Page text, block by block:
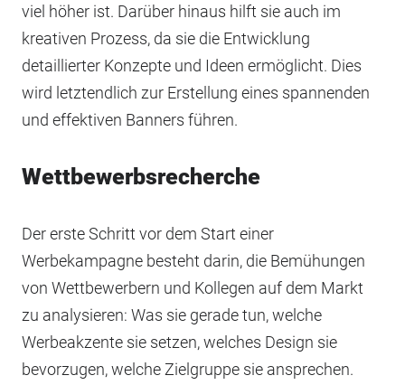
viel höher ist. Darüber hinaus hilft sie auch im
kreativen Prozess, da sie die Entwicklung
detaillierter Konzepte und Ideen ermöglicht. Dies
wird letztendlich zur Erstellung eines spannenden
und effektiven Banners führen.
Wettbewerbsrecherche
Der erste Schritt vor dem Start einer
Werbekampagne besteht darin, die Bemühungen
von Wettbewerbern und Kollegen auf dem Markt
zu analysieren: Was sie gerade tun, welche
Werbeakzente sie setzen, welches Design sie
bevorzugen, welche Zielgruppe sie ansprechen.